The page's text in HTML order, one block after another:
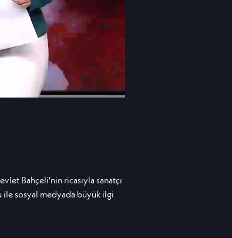
Bahçeli'nin ricasıyla sanatçı
ile sosyal medyada büyük ilgi